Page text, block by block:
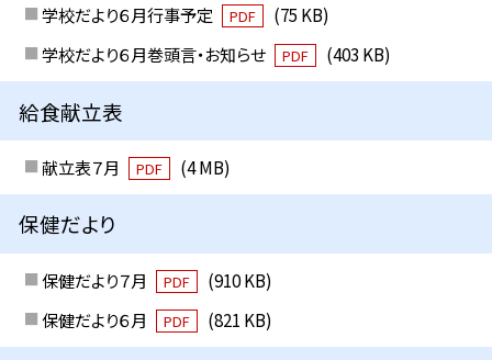
学校だより６月行事予定
PDF
(75 KB)
学校だより６月巻頭言・お知らせ
PDF (403 KB)
給食献立表
献立表７月 PDF (4 MB)
保健だより
保健だより７月 PDF
(910 KB)
保健だより６月
PDF (821 KB)